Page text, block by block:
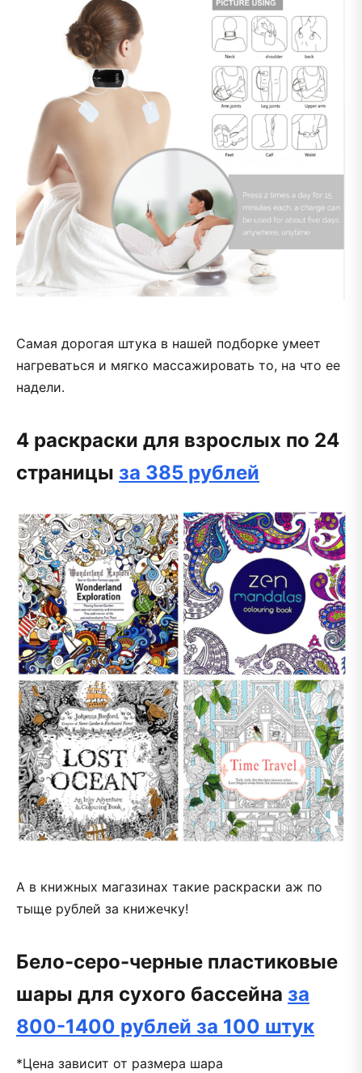
Самая дорогая штука в нашей подборке умеет
нагреваться и мягко массажировать то, на что ее
надели.
4 раскраски для взрослых по 24
страницы за 385 рублей
А в книжных магазинах такие раскраски аж по
тыще рублей за книжечку!
Бело-серо-черные пластиковые
шары для сухого бассейна за
800-1400 рублей за 100 штук
*Цена зависит от размера шара